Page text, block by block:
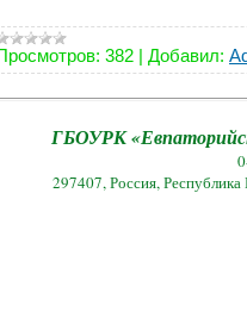
382 | Добавил:
ГБОУРК
297407, Россия,